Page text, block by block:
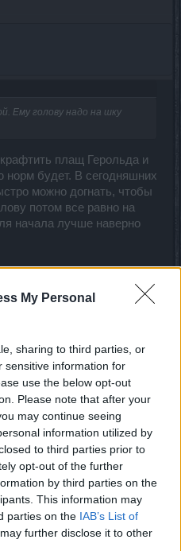
My Personal
sharing to third parties, or
sensitive information for
use the below opt-out
Please note that after your
may continue seeing
information utilized by
to third parties prior to
opt-out of the further
by third parties on the
This information may
parties on the IAB’s List of
further disclose it to other
Ему голову надо на шку
плащ Герольда и
будет. В сегодняшних
можно догнать, чтобы
потом все равно на
начала лучше наверно
плащ Герольда и инкру
Вы описываете
как ему
я не правильно понял..